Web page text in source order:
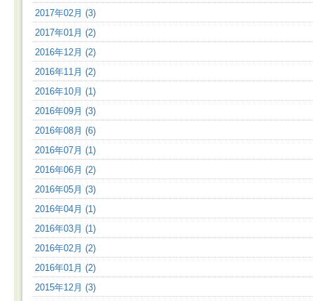
2017年02月 (3)
2017年01月 (2)
2016年12月 (2)
2016年11月 (2)
2016年10月 (1)
2016年09月 (3)
2016年08月 (6)
2016年07月 (1)
2016年06月 (2)
2016年05月 (3)
2016年04月 (1)
2016年03月 (1)
2016年02月 (2)
2016年01月 (2)
2015年12月 (3)